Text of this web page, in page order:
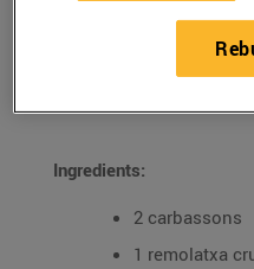
de
i parmesà
Ingredients:
2 carbassons
1 remolatxa